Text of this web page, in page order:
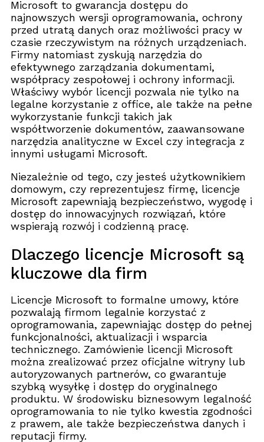
Microsoft to gwarancja dostępu do
najnowszych wersji oprogramowania, ochrony
przed utratą danych oraz możliwości pracy w
czasie rzeczywistym na różnych urządzeniach.
Firmy natomiast zyskują narzędzia do
efektywnego zarządzania dokumentami,
współpracy zespołowej i ochrony informacji.
Właściwy wybór licencji pozwala nie tylko na
legalne korzystanie z office, ale także na pełne
wykorzystanie funkcji takich jak
współtworzenie dokumentów, zaawansowane
narzędzia analityczne w Excel czy integracja z
innymi usługami Microsoft.
Niezależnie od tego, czy jesteś użytkownikiem
domowym, czy reprezentujesz firmę, licencje
Microsoft zapewniają bezpieczeństwo, wygodę i
dostęp do innowacyjnych rozwiązań, które
wspierają rozwój i codzienną pracę.
Dlaczego licencje Microsoft są
kluczowe dla firm
Licencje Microsoft to formalne umowy, które
pozwalają firmom legalnie korzystać z
oprogramowania, zapewniając dostęp do pełnej
funkcjonalności, aktualizacji i wsparcia
technicznego. Zamówienie licencji Microsoft
można zrealizować przez oficjalne witryny lub
autoryzowanych partnerów, co gwarantuje
szybką wysyłkę i dostęp do oryginalnego
produktu. W środowisku biznesowym legalność
oprogramowania to nie tylko kwestia zgodności
z prawem, ale także bezpieczeństwa danych i
reputacji firmy.